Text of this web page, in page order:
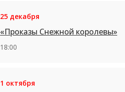
25 декабря
«Проказы Снежной королевы»
18:00
1 октября